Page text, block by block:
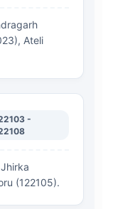
Ateli
-
(122105).